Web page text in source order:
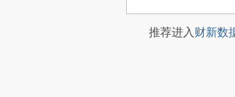
推荐进入财新数